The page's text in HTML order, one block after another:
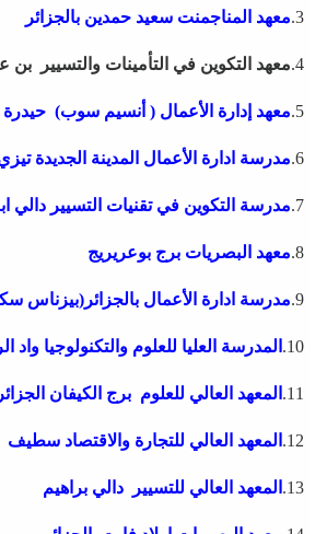
معهد المناجمنتسعيد حمدينبالجزائر
معهد التكوين في التأمينات والتسيير بن
معهد إدارة الأعمال ( أنسيم سوب)حيدرة
مدرسة ادارة الأعمالالمدينة الجديدة تيزي
مدرسة التكوين في تقنيات التسييردالي
معهد البصرياتبرج بوعريريج
مدرسة ادارة الأعمال بالجزائر(بيزناس
المدرسة العليا للعلوم والتكنولوجياواد
المعهد العالي للعلومبرج الكيفان الجزائر
المعهد العالي للتجارة والاقتصادسطيف
المعهد العالي للتسييردالي براهيم